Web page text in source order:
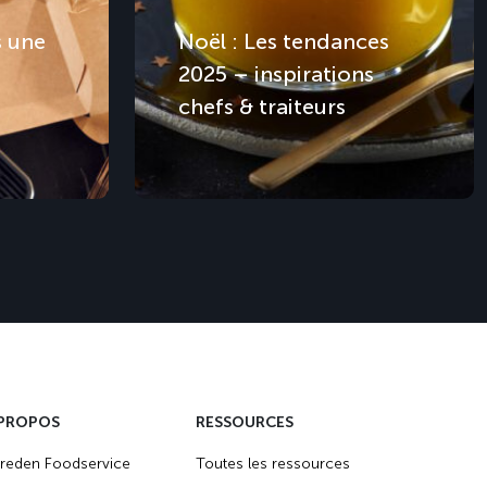
une
Noël : Les tendances
2025 – inspirations
chefs & traiteurs
Foodservice
RESSOURCES
Toutes les ressources